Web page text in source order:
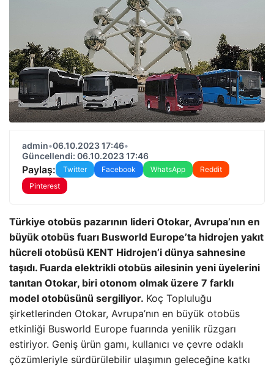
admin•06.10.2023 17:46•
Güncellendi: 06.10.2023 17:46
Paylaş: Twitter Facebook WhatsApp
Reddit
Pinterest
Türkiye otobüs pazarının lideri Otokar, Avrupa’nın en
büyük otobüs fuarı Busworld Europe’ta hidrojen yakıt
hücreli otobüsü KENT Hidrojen’i dünya sahnesine
taşıdı. Fuarda elektrikli otobüs ailesinin yeni üyelerini
tanıtan Otokar, biri otonom olmak üzere 7 farklı
model otobüsünü sergiliyor. Koç Topluluğu
şirketlerinden Otokar, Avrupa’nın en büyük otobüs
etkinliği Busworld Europe fuarında yenilik rüzgarı
estiriyor. Geniş ürün gamı, kullanıcı ve çevre odaklı
çözümleriyle sürdürülebilir ulaşımın geleceğine katkı